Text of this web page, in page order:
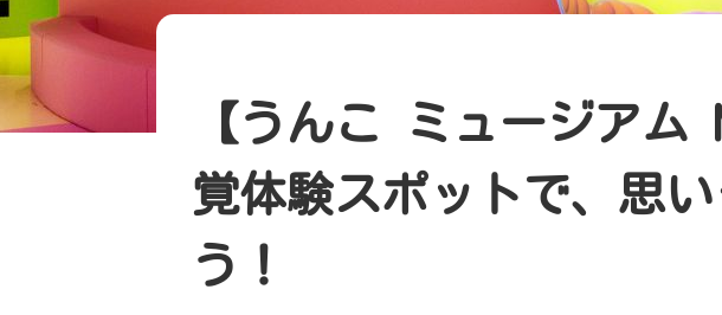
【うんこ ミュージアム
覚体験スポットで、思
う！